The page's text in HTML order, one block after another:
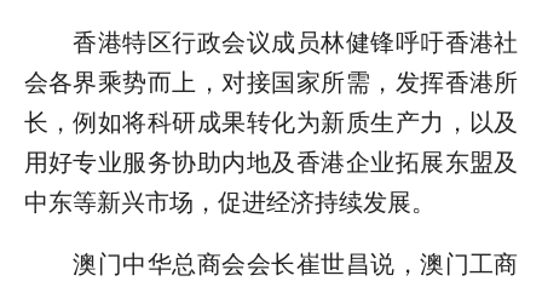
香港特区行政会议成员林健锋呼吁香港社
会各界乘势而上，对接国家所需，发挥香港所
长，例如将科研成果转化为新质生产力，以及
用好专业服务协助内地及香港企业拓展东盟及
中东等新兴市场，促进经济持续发展。
澳门中华总商会会长崔世昌说，澳门工商